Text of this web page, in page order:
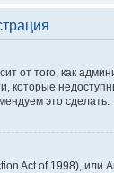
от того, как
которые
это сделать.
Act of 1998),